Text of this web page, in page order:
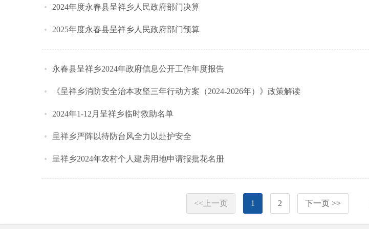
2024年度永春县呈祥乡人民政府部门决算
2025年度永春县呈祥乡人民政府部门预算
永春县呈祥乡2024年政府信息公开工作年度报告
《呈祥乡消防安全治本攻坚三年行动方案（2024-2026年）》政策解读
2024年1-12月呈祥乡临时救助名单
呈祥乡严阵以待防台风全力以赴护安全
呈祥乡2024年农村个人建房用地申请报批花名册
<<上一页 1 2 下一页 >>